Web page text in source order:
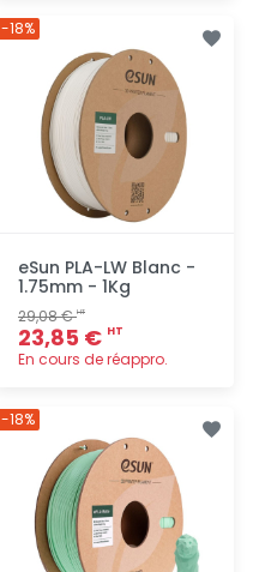
rapide
eSun PLA-LW Blanc -
1.75mm - 1Kg
29,08 €HT
23,85 € HT
En cours de réappro.
rapide
-18%
-18%